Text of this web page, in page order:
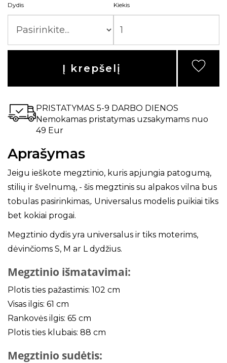
Dydis Kiekis
Į krepšelį
PRISTATYMAS 5-9 DARBO DIENOS
Nemokamas pristatymas uzsakymams nuo
49 Eur
Aprašymas
Jeigu ieškote megztinio, kuris apjungia patogumą,
stilių ir švelnumą, - šis megztinis su alpakos vilna bus
tobulas pasirinkimas,. Universalus modelis puikiai tiks
bet kokiai progai.
Megztinio dydis yra universalus ir tiks moterims,
dėvinčioms S, M ar L dydžius.
Megztinio išmatavimai:
Plotis ties pažastimis: 102 cm
Visas ilgis: 61 cm
Rankovės ilgis: 65 cm
Plotis ties klubais: 88 cm
Megztinio sudėtis: